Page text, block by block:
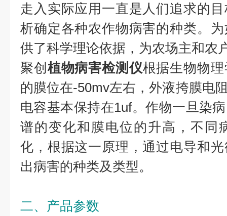
走入实际应用一直是人们追求的
析确定各种农作物病害的种类。
供了科学理论依据，为农场主和农
聚创 植物病害检测仪根据生物物
的膜位在-50mv左右，外液挎膜电
电容基本保持在1uf。作物一旦染
谱的变化和膜电位的升高，不同
化，根据这一原理，通过电导和
出病害的种类及类型。
二、产品参数